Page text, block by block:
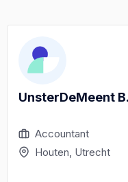
UnsterDeMeent
Accountant
Houten, Utrecht